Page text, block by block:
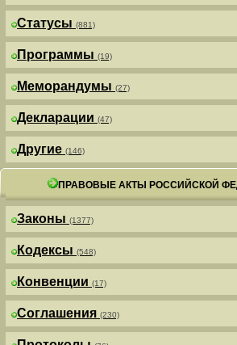
Статусы (881)
Программы (19)
Меморандумы (27)
Декларации (47)
Другие (146)
ПРАВОВЫЕ АКТЫ РОССИЙСКОЙ
Законы (1377)
Кодексы (548)
Конвенции (17)
Соглашения (230)